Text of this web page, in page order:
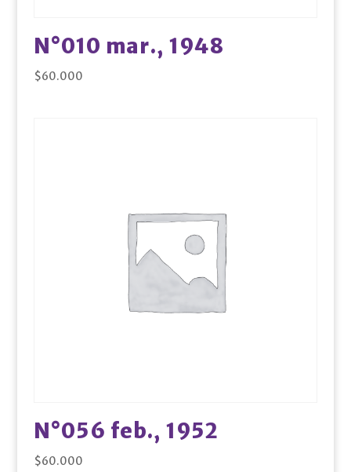
N°010 mar., 1948
$60.000
N°056 feb., 1952
$60.000